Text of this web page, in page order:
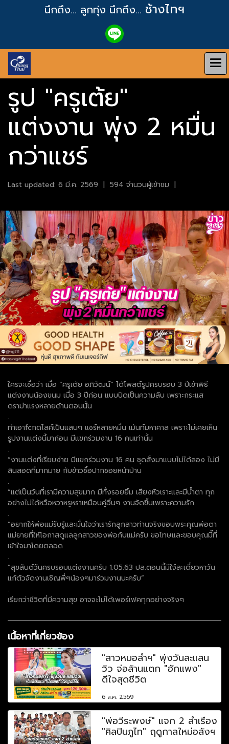
นึกถึง... ลูกทุ่ง นึกถึง... ช้างไทฯ
รูป "ครูเต้ย"
แต่งงาน พุ่ง 2 หมื่น
กว่าแชร์
Last updated: 6 มี.ค. 2569 | 594 จำนวนผู้เข้าชม |
ใครจะเชื่อว่า เมื่อ “ครูเต้ย อภิวัฒน์” ได้โพสต์รูปครบรอบ 3 ปีเข้าพิธี
แต่งงานน้องขนม เมื่อ 3 ปีก่อน แบบปิดเป็นความลับ เพราะกระแส
ดราม่าแรงหลายด้านตอนนั้น
.
ทำเอาfcกดไลค์เป็นแสนๆ แชร์หลายหมื่น เม้นท์มหาศาล เพราะไม่เคยเห็น
รูปงานแต่งนี้มาก่อน มีแขกร่วมงาน 16 คนเท่านั้น
.
“งานแต่งที่เรียบง่าย มีแขกร่วมงาน 16 คน ชุดสั่งมาแบบไม่ได้ลอง ไม่มี
สินสอดที่มากมาย กับข้าวซื้อปากซอยหน้าบ้าน
.
“เเต่เป็นวันที่เรามีความสุขมาก มีทั้งรอยยิ้ม เสียงหัวเราะและมีน้ำตา ทุก
อย่างไม่ได้หวือหวาหรูหราเหมือนคู่อื่นๆ งานจัดขึ้นเพราะความรัก
.
“อยากให้พ่อแม่รับรู้และมั่นใจว่าเรารักลูกสาวท่านจริงขอบพระคุณพ่อตา
แม่ยายที่ให้โอกาสดูแลลูกสาวของพ่อกับแม่ครับ ขอโทษและขอบคุณมี๊ที่
เข้าใจมาโดยตลอด
.
“สุขสันต์วันครบรอบแต่งงานครับ 1.05.63 ปล.ตอนนี้มีใจ๋ละเดี๋ยวหาวัน
แก้ตัวจัดงานเชิญพี่ๆน้องๆมาร่วมงานนะครับ”
.
เรียกว่าชีวิตที่มีความสุข อาจจะไม่ได้เพอร์เฟคทุกอย่างจริงๆ
เนื้อหาที่เกี่ยวข้อง
"สาวหมอลำฯ" พุ่งวันละแสน
วิว จ่อล้านแตก "ฮักแพง"
ดีใจสุดชีวิต
6 ส.ค. 2569
"พ่อวีระพงษ์" แจก 2 ลำเรื่อง
"ศิลปินภูไท" ฤดูกาลใหม่อลังฯ